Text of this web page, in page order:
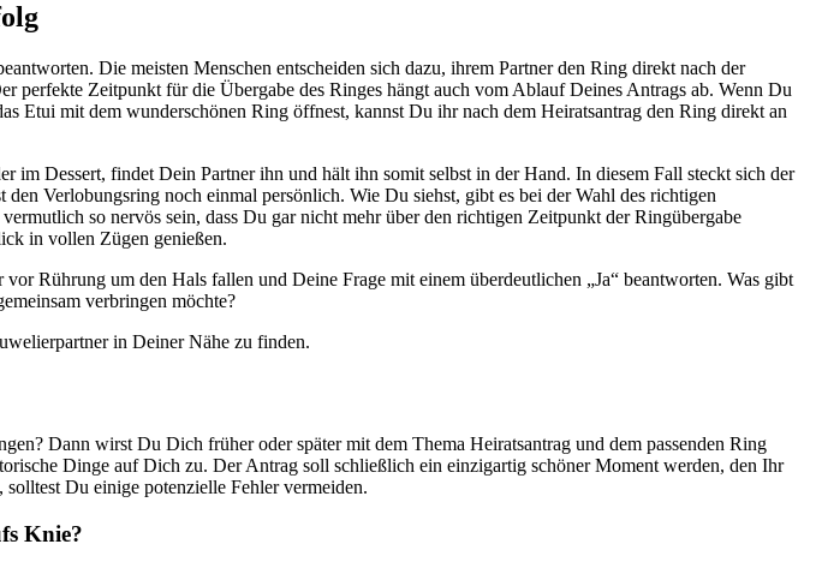
Die meisten Menschen entscheiden sich dazu, ihrem Partner den Ring direkt nach der
perfekte Zeitpunkt für die Übergabe des Ringes hängt auch vom Ablauf Deines Antrags ab. Wenn Du
Etui mit dem wunderschönen Ring öffnest, kannst Du ihr nach dem Heiratsantrag den Ring direkt an
Dessert, findet Dein Partner ihn und hält ihn somit selbst in der Hand. In diesem Fall steckt sich der
Verlobungsring noch einmal persönlich. Wie Du siehst, gibt es bei der Wahl des richtigen
so nervös sein, dass Du gar nicht mehr über den richtigen Zeitpunkt der Ringübergabe
in vollen Zügen genießen.
Rührung um den Hals fallen und Deine Frage mit einem überdeutlichen „Ja“ beantworten. Was gibt
verbringen möchte?
in Deiner Nähe zu finden.
Dann wirst Du Dich früher oder später mit dem Thema Heiratsantrag und dem passenden Ring
Dinge auf Dich zu. Der Antrag soll schließlich ein einzigartig schöner Moment werden, den Ihr
Du einige potenzielle Fehler vermeiden.
Knie?